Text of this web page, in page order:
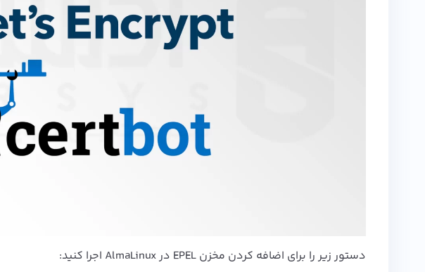
دستور زیر را برای اضافه کردن مخزن EPEL در AlmaLinux اجرا کنید: